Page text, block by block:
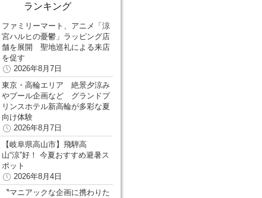
ランキング
ファミリーマート、アニメ「涼
宮ハルヒの憂鬱」ラッピング店
舗を展開 聖地巡礼による来店
を促す
2026年8月7日
東京・高輪エリア 絶景夕涼み
やプール企画など グランドプ
リンスホテル新高輪が多彩な夏
向け体験
2026年8月7日
【岐阜県高山市】飛騨高
山“涼”好！ 今夏おすすめ避暑ス
ポット
2026年8月4日
〝マニアックな企画に携わりた